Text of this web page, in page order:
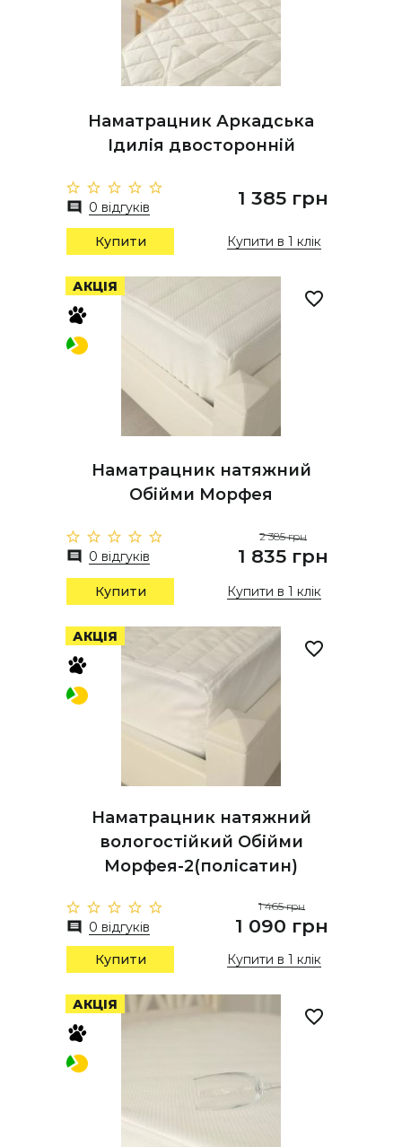
Наматрацник Аркадська
Ідилія двосторонній
0 відгуків 1 385 грн
Купити Купити в 1 клік
АКЦІЯ
Наматрацник натяжний
Обійми Морфея
0 відгуків
2 385 грн
1 835 грн
Купити Купити в 1 клік
АКЦІЯ
Наматрацник натяжний
вологостійкий Обійми
Морфея-2(полісатин)
0 відгуків
1 465 грн
1 090 грн
Купити Купити в 1 клік
АКЦІЯ